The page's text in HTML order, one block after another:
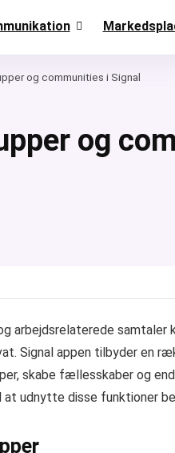
og communities i Signal
og
arbejdsrelaterede samtaler
Signal appen tilbyder en
skabe fællesskaber og
at udnytte disse funktioner